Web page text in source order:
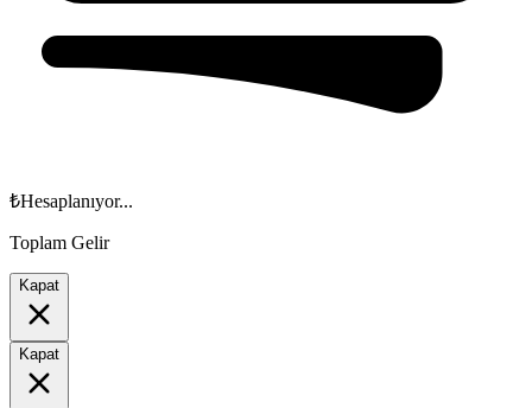
₺Hesaplanıyor...
Toplam Gelir
Kapat
Kapat